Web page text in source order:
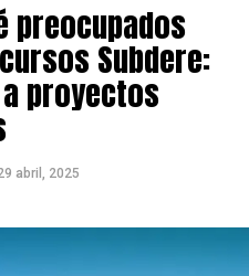
preocupados
Subdere:
proyectos
abril, 2025